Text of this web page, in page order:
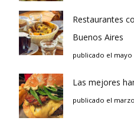
Restaurantes
Buenos Aires
publicado el mayo
Las mejores
publicado el